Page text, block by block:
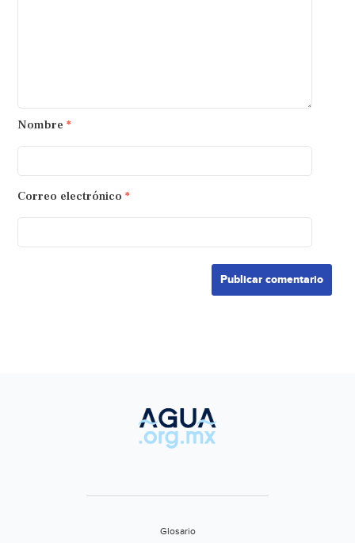
Nombre *
Correo electrónico *
Glosario